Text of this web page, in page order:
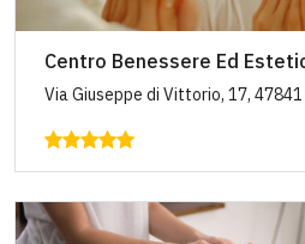
Centro Benessere Ed
Via Giuseppe di Vittorio, 17,